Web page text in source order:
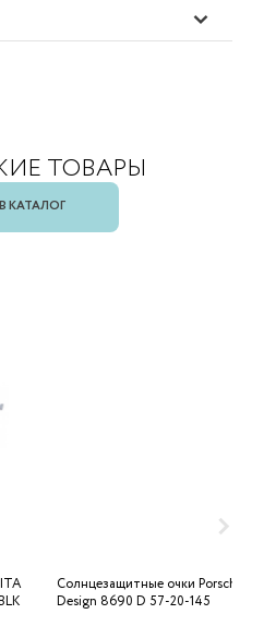
ТОВАРЫ
В КАТАЛОГ
Солнцезащитные очки Porsche
Design 8690 D 57-20-145